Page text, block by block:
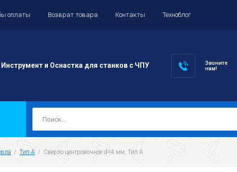
оплаты Возврат товара Контакты Техноблог
Инструмент и Оснастка для станков с ЧПУ
Звоните
нам!
  /
Тип А
  /  Сверло центровочное d=4 мм, Тип A